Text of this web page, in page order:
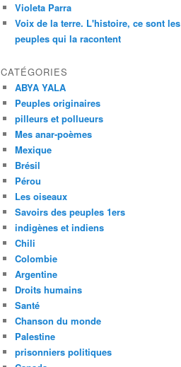
Violeta Parra
Voix de la terre. L'histoire, ce sont les
peuples qui la racontent
CATÉGORIES
ABYA YALA
Peuples originaires
pilleurs et pollueurs
Mes anar-poèmes
Mexique
Brésil
Pérou
Les oiseaux
Savoirs des peuples 1ers
indigènes et indiens
Chili
Colombie
Argentine
Droits humains
Santé
Chanson du monde
Palestine
prisonniers politiques